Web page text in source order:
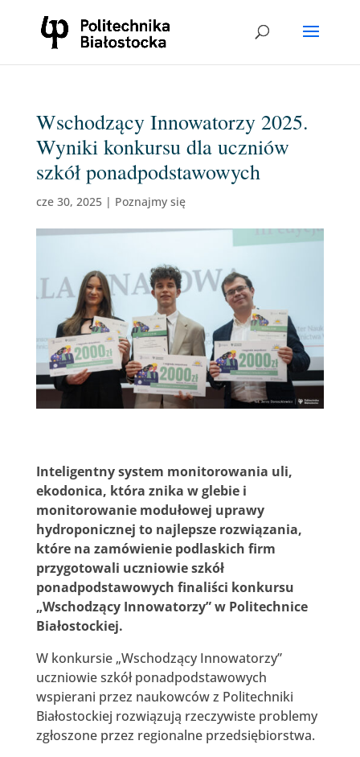
Wschodzący Innowatorzy 2025.
Wyniki konkursu dla uczniów
szkół ponadpodstawowych
cze 30, 2025| Poznajmy się
Inteligentny system monitorowania uli,
ekodonica, która znika w glebie i
monitorowanie modułowej uprawy
hydroponicznej to najlepsze rozwiązania,
które na zamówienie podlaskich firm
przygotowali uczniowie szkół
ponadpodstawowych finaliści konkursu
„Wschodzący Innowatorzy” w Politechnice
Białostockiej.
W konkursie „Wschodzący Innowatorzy”
uczniowie szkół ponadpodstawowych
wspierani przez naukowców z Politechniki
Białostockiej rozwiązują rzeczywiste problemy
zgłoszone przez regionalne przedsiębiorstwa.